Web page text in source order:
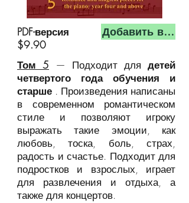
PDF-версия
$9.90
Добавить в
Том 5 — Подходит для детей
четвертого года обучения и
старше . Произведения написаны
в современном романтическом
стиле и позволяют игроку
выражать такие эмоции, как
любовь, тоска, боль, страх,
радость и счастье. Подходит для
подростков и взрослых, играет
для развлечения и отдыха, а
также для концертов.